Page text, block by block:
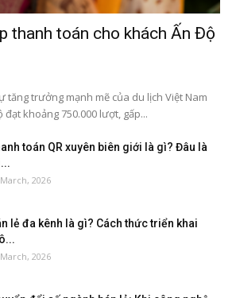
thanh toán cho khách Ấn Độ
tăng trưởng mạnh mẽ của du lịch Việt Nam
khoảng 750.000 lượt, gấp...
toán QR xuyên biên giới là gì? Đâu là
2026
lẻ đa kênh là gì? Cách thức triển khai
2026